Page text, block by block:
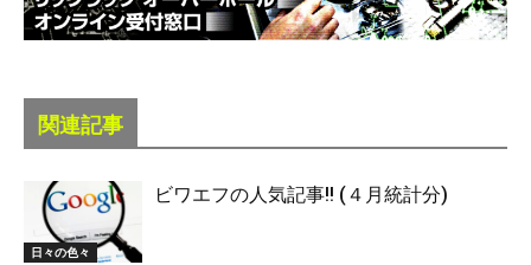
関連記事
日々の色々
ビワエフの人気記事!! (４月統計分)